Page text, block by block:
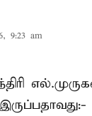
9:23 am